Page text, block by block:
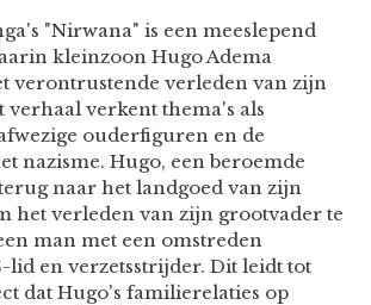
"Nirwana" is een meeslepend
kleinzoon Hugo Adema
verontrustende verleden van zijn
verhaal verkent thema's als
ouderfiguren en de
nazisme. Hugo, een beroemde
naar het landgoed van zijn
het verleden van zijn grootvader te
man met een omstreden
lid en verzetsstrijder. Dit leidt tot
dat Hugo's familierelaties op